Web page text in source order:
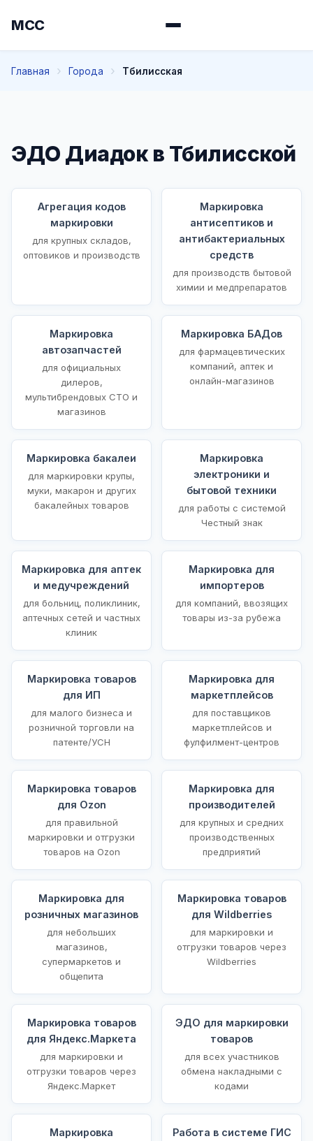
МСС
Главная Города Тбилисская
ЭДО Диадок в Тбилисской
Агрегация кодов
маркировки
для крупных складов,
оптовиков и производств
Маркировка
антисептиков и
антибактериальных
средств
для производств бытовой
химии и медпрепаратов
Маркировка
автозапчастей
для официальных
дилеров,
мультибрендовых СТО и
магазинов
Маркировка БАДов
для фармацевтических
компаний, аптек и
онлайн-магазинов
Маркировка бакалеи
для маркировки крупы,
муки, макарон и других
бакалейных товаров
Маркировка
электроники и
бытовой техники
для работы с системой
Честный знак
Маркировка для аптек
и медучреждений
для больниц, поликлиник,
аптечных сетей и частных
клиник
Маркировка для
импортеров
для компаний, ввозящих
товары из-за рубежа
Маркировка товаров
для ИП
для малого бизнеса и
розничной торговли на
патенте/УСН
Маркировка для
маркетплейсов
для поставщиков
маркетплейсов и
фулфилмент-центров
Маркировка товаров
для Ozon
для правильной
маркировки и отгрузки
товаров на Ozon
Маркировка для
производителей
для крупных и средних
производственных
предприятий
Маркировка для
розничных магазинов
для небольших
магазинов,
супермаркетов и
общепита
Маркировка товаров
для Wildberries
для маркировки и
отгрузки товаров через
Wildberries
Маркировка товаров
для Яндекс.Маркета
для маркировки и
отгрузки товаров через
Яндекс.Маркет
ЭДО для маркировки
товаров
для всех участников
обмена накладными с
кодами
Маркировка
Работа в системе ГИС